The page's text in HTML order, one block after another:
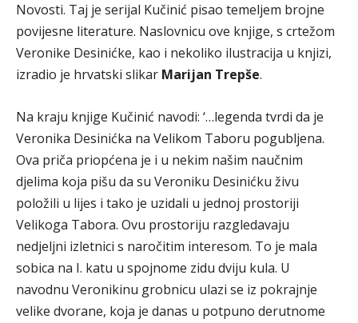
Novosti. Taj je serijal Kučinić pisao temeljem brojne
povijesne literature. Naslovnicu ove knjige, s crtežom
Veronike Desinićke, kao i nekoliko ilustracija u knjizi,
izradio je hrvatski slikar Marijan Trepše.
Na kraju knjige Kučinić navodi: ‘…legenda tvrdi da je
Veronika Desinićka na Velikom Taboru pogubljena.
Ova priča priopćena je i u nekim našim naučnim
djelima koja pišu da su Veroniku Desinićku živu
položili u lijes i tako je uzidali u jednoj prostoriji
Velikoga Tabora. Ovu prostoriju razgledavaju
nedjeljni izletnici s naročitim interesom. To je mala
sobica na I. katu u spojnome zidu dviju kula. U
navodnu Veronikinu grobnicu ulazi se iz pokrajnje
velike dvorane, koja je danas u potpuno derutnome